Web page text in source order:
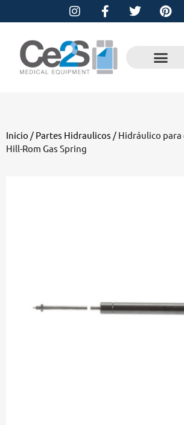
Inicio / Partes Hidraulicos / Hidráulico para
Hill-Rom Gas Spring